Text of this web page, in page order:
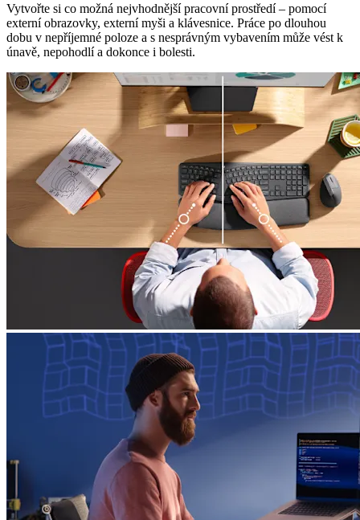
Vytvořte si co možná nejvhodnější pracovní prostředí – pomocí
externí obrazovky, externí myši a klávesnice. Práce po dlouhou
dobu v nepříjemné poloze a s nesprávným vybavením může vést k
únavě, nepohodlí a dokonce i bolesti.